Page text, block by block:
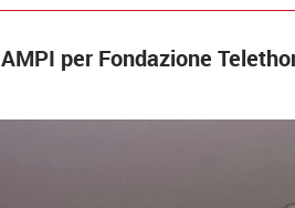
per Fondazione